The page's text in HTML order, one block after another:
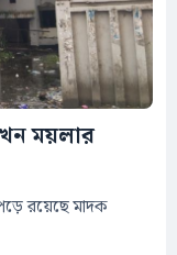
ময়লার
রয়েছে মাদক